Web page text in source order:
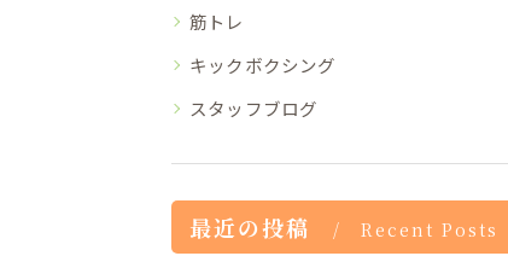
筋トレ
キックボクシング
スタッフブログ
最近の投稿 Recent Posts